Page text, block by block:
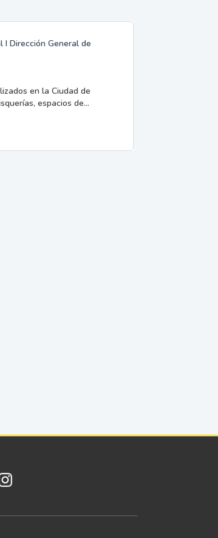
Dirección General de
en la Ciudad de
espacios de...